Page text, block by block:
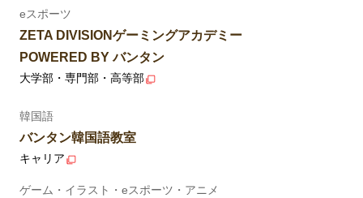
eスポーツ
ZETA DIVISIONゲーミングアカデミー
POWERED BY バンタン
大学部・専門部・高等部
韓国語
バンタン韓国語教室
キャリア
ゲーム・イラスト・eスポーツ・アニメ